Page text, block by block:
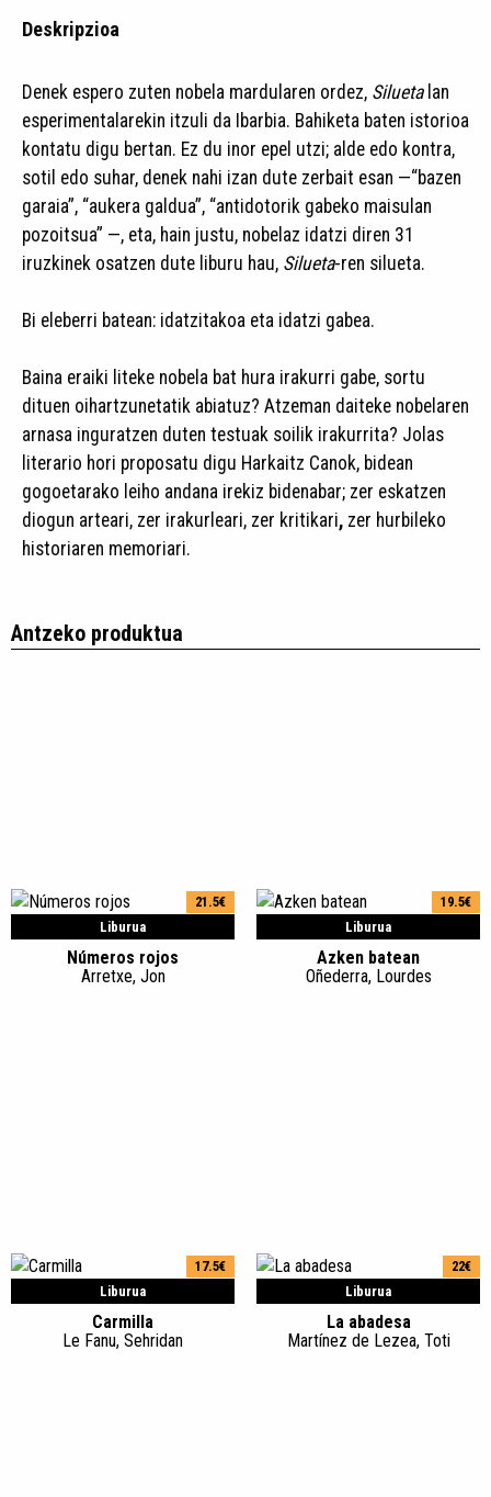
Deskripzioa
Denek espero zuten nobela mardularen ordez, Siluetalan
esperimentalarekin itzuli da Ibarbia. Bahiketa baten istorioa
kontatu digu bertan. Ez du inor epel utzi; alde edo kontra,
sotil edo suhar, denek nahi izan dute zerbait esan —“bazen
garaia”, “aukera galdua”, “antidotorik gabeko maisulan
pozoitsua” —, eta, hain justu, nobelaz idatzi diren 31
iruzkinek osatzen dute liburu hau, Silueta-ren silueta.
Bi eleberri batean: idatzitakoa eta idatzi gabea.
Baina eraiki liteke nobela bat hura irakurri gabe, sortu
dituen oihartzunetatik abiatuz? Atzeman daiteke nobelaren
arnasa inguratzen duten testuak soilik irakurrita? Jolas
literario hori proposatu digu Harkaitz Canok, bidean
gogoetarako leiho andana irekiz bidenabar; zer eskatzen
diogun arteari, zer irakurleari, zer kritikari, zer hurbileko
historiaren memoriari.
Antzeko produktua
Liburua
21.5€
Números rojos
Arretxe, Jon
Liburua
19.5€
Azken batean
Oñederra, Lourdes
Liburua
17.5€
Carmilla
Le Fanu, Sehridan
Liburua
22€
La abadesa
Martínez de Lezea, Toti